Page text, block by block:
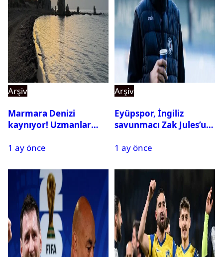
Arşiv
Marmara Denizi
kaynıyor! Uzmanlar
1 ay önce
Arşiv
Eyüpspor, İngiliz
savunmacı Zak Jules’u
1 ay önce